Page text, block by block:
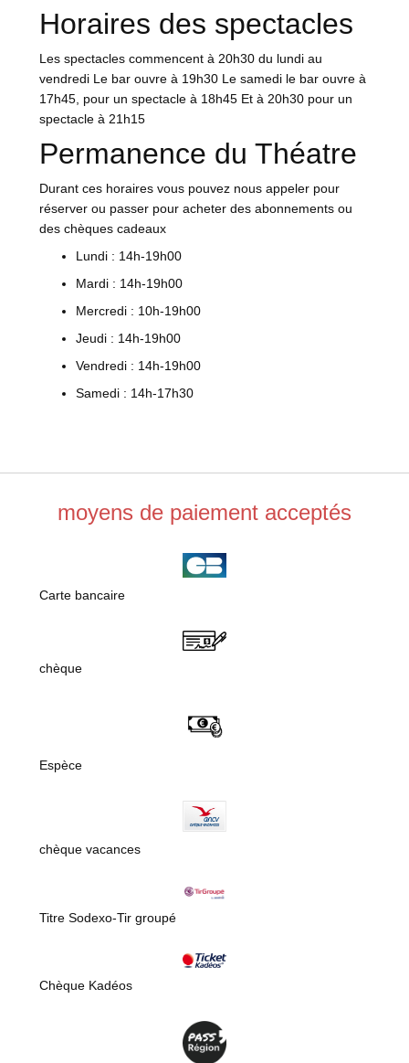
Horaires des spectacles
Les spectacles commencent à 20h30 du lundi au
vendredi Le bar ouvre à 19h30 Le samedi le bar ouvre à
17h45, pour un spectacle à 18h45 Et à 20h30 pour un
spectacle à 21h15
Permanence du Théatre
Durant ces horaires vous pouvez nous appeler pour
réserver ou passer pour acheter des abonnements ou
des chèques cadeaux
Lundi : 14h-19h00
Mardi : 14h-19h00
Mercredi : 10h-19h00
Jeudi : 14h-19h00
Vendredi : 14h-19h00
Samedi : 14h-17h30
moyens de paiement acceptés
Carte bancaire
chèque
Espèce
chèque vacances
Titre Sodexo-Tir groupé
Chèque Kadéos